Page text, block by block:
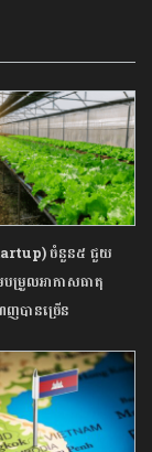
ចំនួន៥ ជួយ
បម្រួលអាកាសធាតុ
បានច្រើន